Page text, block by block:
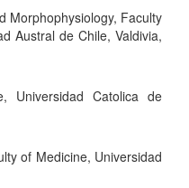
Morphophysiology, Faculty
Austral de Chile, Valdivia,
Universidad Catolica de
of Medicine, Universidad